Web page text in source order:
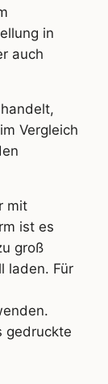
in
auch
Vergleich
mit
ist es
groß
laden. Für
gedruckte